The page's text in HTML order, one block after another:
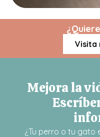
Visita
Mejora la
¿Tu perro o tu